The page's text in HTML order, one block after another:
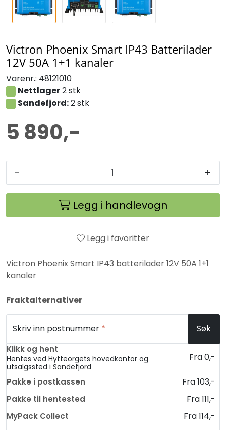
Victron Phoenix Smart IP43 Batterilader
12V 50A 1+1 kanaler
Varenr.: 48121010
Nettlager2 stk
Sandefjord:2 stk
5 890,-
- +
Legg i handlevogn
Legg i favoritter
Victron Phoenix Smart IP43 batterilader 12V 50A 1+1
kanaler
Fraktalternativer
Skriv inn postnummer * Søk
Klikk og hent
Hentes ved Hytteorgets hovedkontor og
utsalgssted i Sandefjord
Fra 0,-
Pakke i postkassen Fra 103,-
Pakke til hentested Fra 111,-
MyPack Collect Fra 114,-